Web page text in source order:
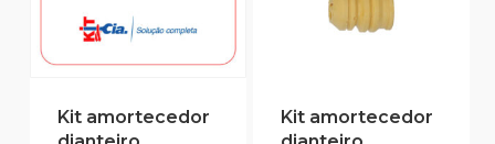
Kit amortecedor
Kit amortecedor